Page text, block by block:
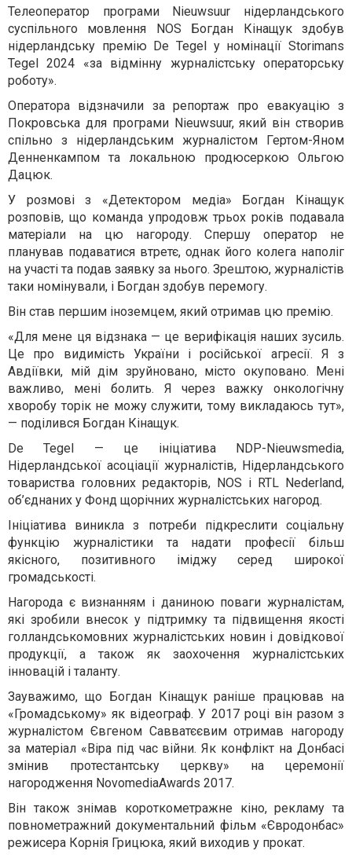
Телеоператор програми Nieuwsuur нідерландського
суспільного мовлення NOS Богдан Кінащук здобув
нідерландську премію De Tegel у номінації Storimans
Tegel 2024 «за відмінну журналістську операторську
роботу».
Оператора відзначили за репортаж про евакуацію з
Покровська для програми Nieuwsuur, який він створив
спільно з нідерландським журналістом Гертом-Яном
Денненкампом та локальною продюсеркою Ольгою
Дацюк.
У розмові з «Детектором медіа» Богдан Кінащук
розповів, що команда упродовж трьох років подавала
матеріали на цю нагороду. Спершу оператор не
планував подаватися втретє, однак його колега наполіг
на участі та подав заявку за нього. Зрештою, журналістів
таки номінували, і Богдан здобув перемогу.
Він став першим іноземцем, який отримав цю премію.
«Для мене ця відзнака — це верифікація наших зусиль.
Це про видимість України і російської агресії. Я з
Авдіївки, мій дім зруйновано, місто окуповано. Мені
важливо, мені болить. Я через важку онкологічну
хворобу торік не можу служити, тому викладаюсь тут»,
— поділився Богдан Кінащук.
De Tegel — це ініціатива NDP-Nieuwsmedia,
Нідерландської асоціації журналістів, Нідерландського
товариства головних редакторів, NOS і RTL Nederland,
об’єднаних у Фонд щорічних журналістських нагород.
Ініціатива виникла з потреби підкреслити соціальну
функцію журналістики та надати професії більш
якісного, позитивного іміджу серед широкої
громадськості.
Нагорода є визнанням і даниною поваги журналістам,
які зробили внесок у підтримку та підвищення якості
голландськомовних журналістських новин і довідкової
продукції, а також як заохочення журналістських
інновацій і таланту.
Зауважимо, що Богдан Кінащук раніше працював на
«Громадському» як відеограф. У 2017 році він разом з
журналістом Євгеном Савватєєвим отримав нагороду
за матеріал «Віра під час війни. Як конфлікт на Донбасі
змінив протестантську церкву» на церемонії
нагородження NovomediaAwards 2017.
Він також знімав короткометражне кіно, рекламу та
повнометражний документальний фільм «Євродонбас»
режисера Корнія Грицюка, який виходив у прокат.